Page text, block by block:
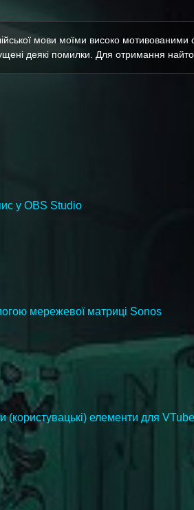
мови моїми високо
деякі помилки. Для отримання
у OBS Studio
мережевої матриці Sonos
(користувацькі) елементи для